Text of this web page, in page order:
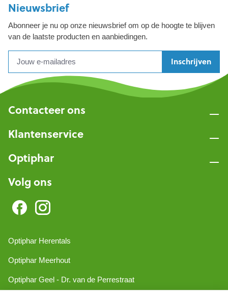
Nieuwsbrief
Abonneer je nu op onze nieuwsbrief om op de hoogte te blijven
van de laatste producten en aanbiedingen.
Inschrijven
Contacteer ons
Klantenservice
Optiphar
Volg ons
Optiphar Herentals
Optiphar Meerhout
Optiphar Geel - Dr. van de Perrestraat